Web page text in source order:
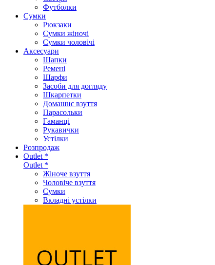
Футболки
Сумки
Рюкзаки
Сумки жіночі
Сумки чоловічі
Аксеcуари
Шапки
Ремені
Шарфи
Засоби для догляду
Шкарпетки
Домашнє взуття
Парасольки
Гаманці
Рукавички
Устілки
Розпродаж
Outlet *
Outlet *
Жіноче взуття
Чоловіче взуття
Сумки
Вкладні устілки